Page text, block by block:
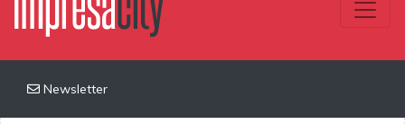
Newsletter